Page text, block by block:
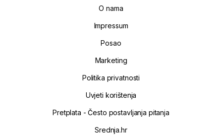
O nama
Impressum
Posao
Marketing
Politika privatnosti
Uvjeti korištenja
Pretplata - Često postavljanja pitanja
Srednja.hr